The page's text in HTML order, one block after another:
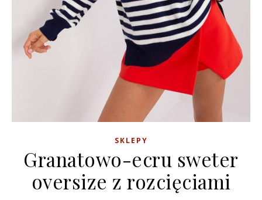
SKLEPY
Granatowo-ecru sweter
oversize z rozcięciami